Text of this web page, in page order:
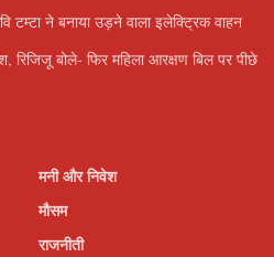
टम्टा ने बनाया उड़ने वाला इलेक्ट्रिक वाहन
रिजिजू बोले- फिर महिला आरक्षण बिल पर पीछे
मनी और निवेश
मौसम
राजनीती